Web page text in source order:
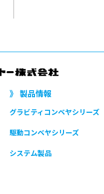
》 製品情報
グラビティコンベヤシリーズ
駆動コンベヤシリーズ
システム製品